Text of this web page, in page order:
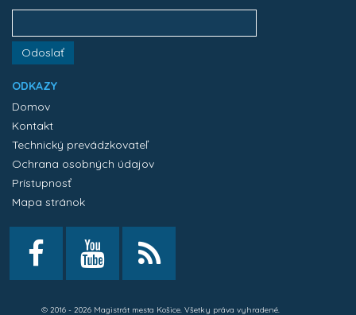
Odoslať
ODKAZY
Domov
Kontakt
Technický prevádzkovateľ
Ochrana osobných údajov
Prístupnosť
Mapa stránok
© 2016 - 2026 Magistrát mesta Košice. Všetky práva vyhradené.